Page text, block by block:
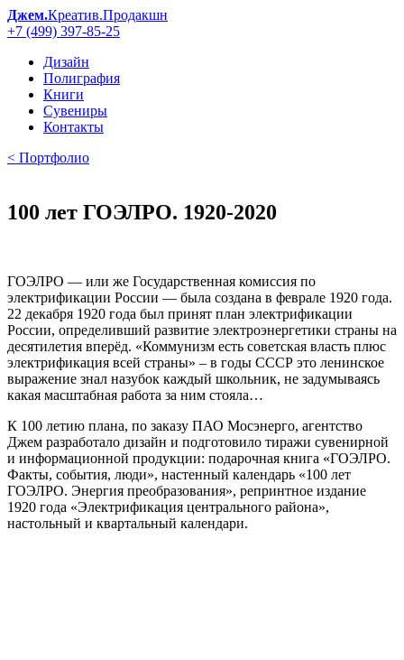
Джем.Креатив.Продакшн
+7 (499) 397-85-25
Дизайн
Полиграфия
Книги
Сувениры
Контакты
< Портфолио
100 лет ГОЭЛРО. 1920-2020
ГОЭЛРО — или же Государственная комиссия по
электрификации России — была создана в феврале 1920 года.
22 декабря 1920 года был принят план электрификации
России, определивший развитие электроэнергетики страны на
десятилетия вперёд. «Коммунизм есть советская власть плюс
электрификация всей страны» – в годы СССР это ленинское
выражение знал назубок каждый школьник, не задумываясь
какая масштабная работа за ним стояла…
К 100 летию плана, по заказу ПАО Мосэнерго, агентство
Джем разработало дизайн и подготовило тиражи сувенирной
и информационной продукции: подарочная книга «ГОЭЛРО.
Факты, события, люди», настенный календарь «100 лет
ГОЭЛРО. Энергия преобразования», репринтное издание
1920 года «Электрификация центрального района»,
настольный и квартальный календари.